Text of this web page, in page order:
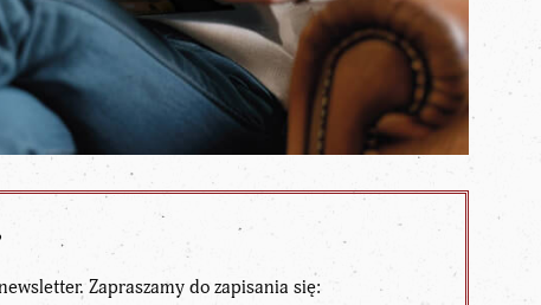
Zapraszamy do zapisania się: